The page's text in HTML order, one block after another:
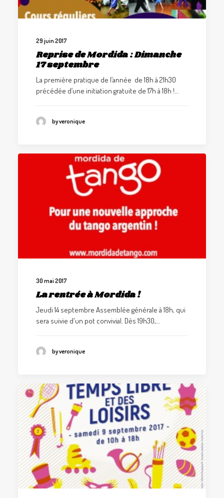
29 juin 2017
Reprise de Mordida : Dimanche
17 septembre
La première pratique de l’année de 18h à 21h30
précédée d’une initiation gratuite de 17h à 18h !…
by veronique
30 mai 2017
La rentrée à Mordida !
Jeudi 14 septembre Assemblée générale à 18h, qui
sera suivie d'un pot convivial. Dès 19h30,…
by veronique